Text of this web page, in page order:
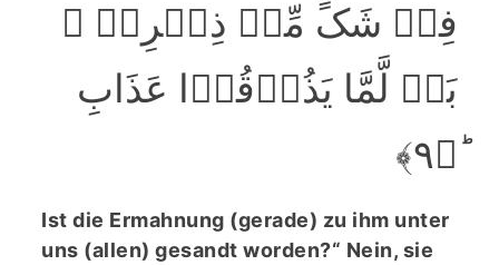
فِیۡ شَکٍّ مِّنۡ ذِکۡرِیۡ ۚ
بَلۡ لَّمَّا یَذُوۡقُوۡا عَذَابِ
ؕ﴿۹﴾
Ist die Ermahnung (gerade) zu ihm unter
uns (allen) gesandt worden?“ Nein, sie